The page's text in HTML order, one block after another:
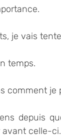
je vais
temps.
comment je
depuis
avant celle-ci.